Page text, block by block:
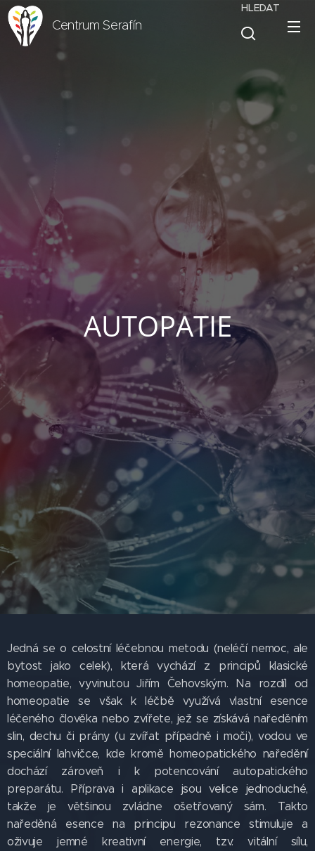
Centrum Serafín
HLEDAT
AUTOPATIE
Jedná se o celostní léčebnou metodu (neléčí nemoc, ale
bytost jako celek), která vychází z principů klasické
homeopatie, vyvinutou Jiřím Čehovským. Na rozdíl od
homeopatie se však k léčbě využívá vlastní esence
léčeného člověka nebo zvířete, jež se získává naředěním
slin, dechu či prány (u zvířat případně i moči), vodou ve
speciální lahvičce, kde kromě homeopatického naředění
dochází zároveň i k potencování autopatického
preparátu. Příprava i aplikace jsou velice jednoduché,
takže je většinou zvládne ošetřovaný sám. Takto
naředěná esence na principu rezonance stimuluje a
oživuje jemné kreativní energie, tzv. vitální sílu,